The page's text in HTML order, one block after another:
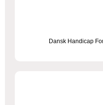
Dansk Handicap